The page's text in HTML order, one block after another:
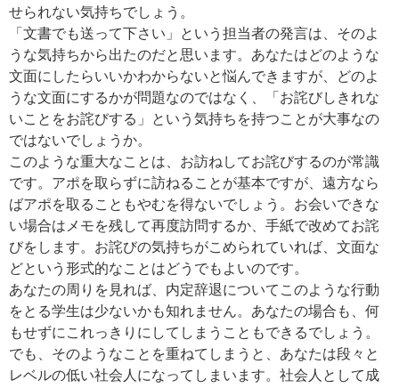
せられない気持ちでしょう。
「文書でも送って下さい」という担当者の発言は、そのよ
うな気持ちから出たのだと思います。あなたはどのような
文面にしたらいいかわからないと悩んできますが、どのよ
うな文面にするかが問題なのではなく、「お詫びしきれな
いことをお詫びする」という気持ちを持つことが大事なの
ではないでしょうか。
このような重大なことは、お訪ねしてお詫びするのが常識
です。アポを取らずに訪ねることが基本ですが、遠方なら
ばアポを取ることもやむを得ないでしょう。お会いできな
い場合はメモを残して再度訪問するか、手紙で改めてお詫
びをします。お詫びの気持ちがこめられていれば、文面な
どという形式的なことはどうでもよいのです。
あなたの周りを見れば、内定辞退についてこのような行動
をとる学生は少ないかも知れません。あなたの場合も、何
もせずにこれっきりにしてしまうこともできるでしょう。
でも、そのようなことを重ねてしまうと、あなたは段々と
レベルの低い社会人になってしまいます。社会人として成